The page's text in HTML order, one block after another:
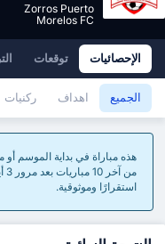
Zorros Puerto
Morelos FC
الإحصائيات توقعات
الجميع اهداف ركنيات
هذه مباراة في بداية الموسم
استقرارًا وموثوقية.